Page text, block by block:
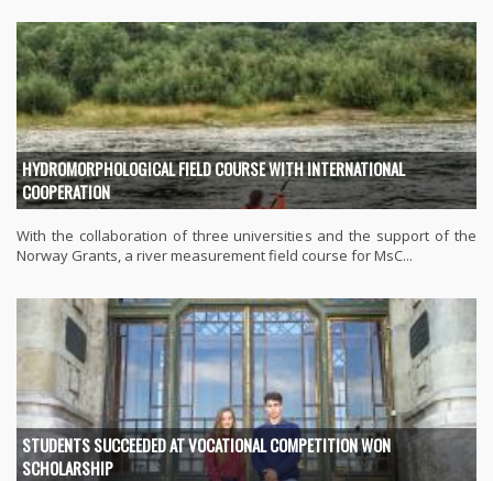
HYDROMORPHOLOGICAL FIELD COURSE WITH INTERNATIONAL
COOPERATION
With the collaboration of three universities and the support of the
Norway Grants, a river measurement field course for MsC...
STUDENTS SUCCEEDED AT VOCATIONAL COMPETITION WON
SCHOLARSHIP